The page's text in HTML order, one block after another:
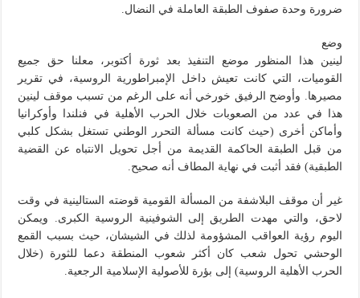
ضرورة وحدة صفوف الطبقة العاملة في النضال.
وضع
لينين هذا المنظور موضع التنفيذ بعد ثورة أكتوبر، معلنا حق جميع
القوميات، التي كانت تعيش داخل الإمبراطورية الروسية، في تقرير
مصيرها. وأوضح الرفيق خورخي أنه على الرغم من تسبب موقف لينين
هذا في عدد من الصعوبات خلال الحرب الأهلية في فنلندا وأوكرانيا
وأماكن أخرى (حيث كانت مسألة التحرر الوطني تستغل بشكل كلبي
من قبل الطبقة الحاكمة القديمة من أجل تحويل الانتباه عن القضية
الطبقية) فقد أثبت في نهاية المطاف أنه صحيح.
غير أن موقف البلاشفة من المسألة القومية قوضته الستالينية في وقت
لاحق، والتي مهدت الطريق إلى الشوفينية الروسية الكبرى. ويمكن
اليوم رؤية العواقب المشؤومة لذلك في الشيشان، حيث بسبب القمع
الوحشي تحول شعب كان أكثر شعوب المنطقة دعما للثورة (خلال
الحرب الأهلية الروسية) إلى بؤرة للأصولية الإسلامية الرجعية.